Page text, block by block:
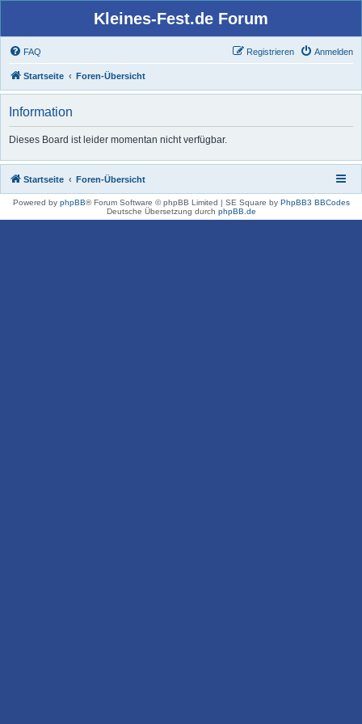
Kleines-Fest.de Forum
FAQ Anmelden
Registrieren
Startseite Foren-Übersicht
Information
Dieses Board ist leider momentan nicht verfügbar.
Startseite Foren-Übersicht
Powered by phpBB® Forum Software © phpBB Limited | SE Square by PhpBB3 BBCodes
Deutsche Übersetzung durch phpBB.de